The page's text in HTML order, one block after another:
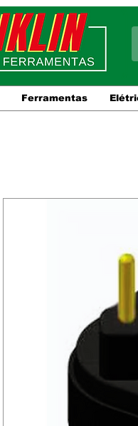
Ferramentas